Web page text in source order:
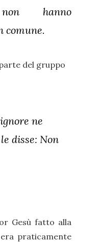
non hanno
comune.
del gruppo
ne
disse: Non
Gesù fatto alla
praticamente